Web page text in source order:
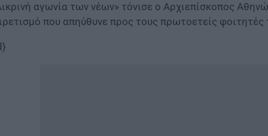
αγωνία των νέων» τόνισε ο Αρχιεπίσκοπος
που απηύθυνε προς τους πρωτοετείς